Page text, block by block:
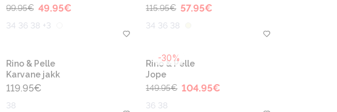
99.95€ 49.95€
34 36 38 +3
115.95€ 57.95€
34 36 38
Rino & Pelle
Karvane jakk
119.95€
38
-30%
Rino & Pelle
Jope
149.95€ 104.95€
36 38